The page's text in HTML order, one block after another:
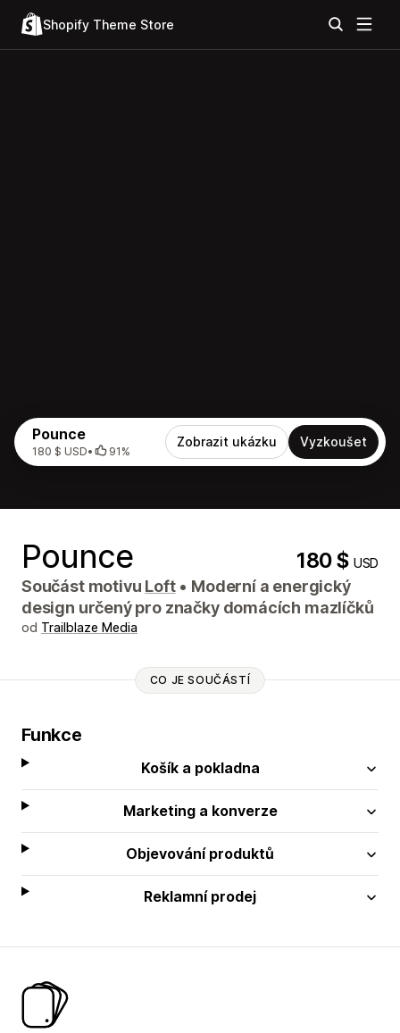
Shopify Theme Store
Pounce
180 $ USD• 91%
Zobrazit ukázku Vyzkoušet
Pounce 180 $USD
Součást motivu Loft • Moderní a energický
design určený pro značky domácích mazlíčků
od Trailblaze Media
CO JE SOUČÁSTÍ
Funkce
Košík a pokladna
Marketing a konverze
Objevování produktů
Reklamní prodej